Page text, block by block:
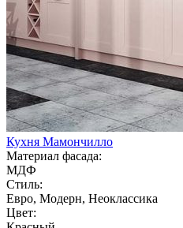
Кухня Мамончилло
Материал фасада:
МДФ
Стиль:
Евро, Модерн, Неоклассика
Цвет: